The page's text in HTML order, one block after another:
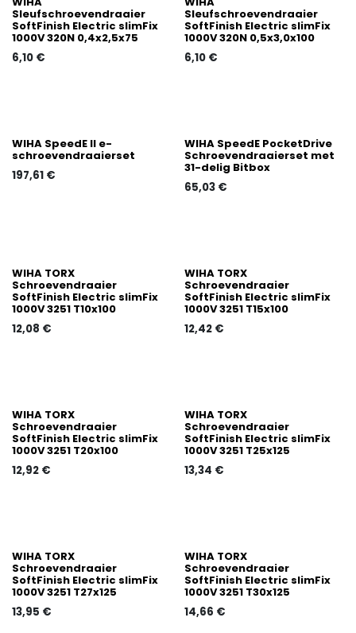
Sleufschroevendraaier
SoftFinish Electric slimFix
1000V 320N 0,4x2,5x75
6,10 €
Sleufschroevendraaier
SoftFinish Electric slimFix
1000V 320N 0,5x3,0x100
6,10€
WIHA SpeedE II e-
schroevendraaierset
197,61 €
WIHA SpeedE PocketDrive
Schroevendraaierset met
31-delig Bitbox
65,03€
WIHA TORX
Schroevendraaier
SoftFinish Electric slimFix
1000V 3251 T10x100
12,08 €
WIHA TORX
Schroevendraaier
SoftFinish Electric slimFix
1000V 3251 T15x100
12,42€
WIHA TORX
Schroevendraaier
SoftFinish Electric slimFix
1000V 3251 T20x100
12,92 €
WIHA TORX
Schroevendraaier
SoftFinish Electric slimFix
1000V 3251 T25x125
13,34 €
WIHA TORX
Schroevendraaier
SoftFinish Electric slimFix
1000V 3251 T27x125
13,95 €
WIHA TORX
Schroevendraaier
SoftFinish Electric slimFix
1000V 3251 T30x125
14,66 €